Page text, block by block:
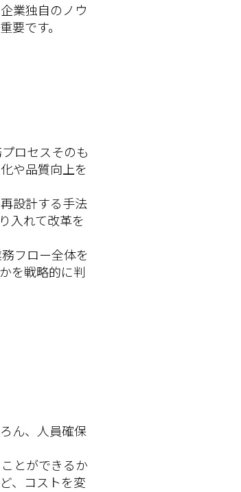
業独自のノウ
です。
ロセスそのも
や品質向上を
設計する手法
入れて改革を
フロー全体を
を戦略的に判
ん、人員確保
とができるか
、コストを変